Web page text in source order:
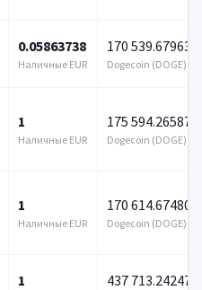
0.05863738
Наличные EUR
170 539.679637
Dogecoin (DOGE)
1
Наличные EUR
175 594.265875
Dogecoin (DOGE)
1
Наличные EUR
170 614.674804
Dogecoin (DOGE)
1 437 713.242471